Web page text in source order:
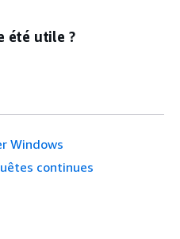
été utile ?
Windows
continues